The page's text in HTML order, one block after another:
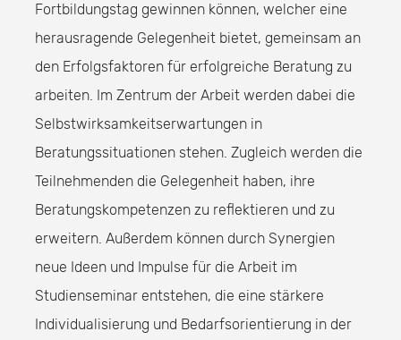
Fortbildungstag gewinnen können, welcher eine
herausragende Gelegenheit bietet, gemeinsam an
den Erfolgsfaktoren für erfolgreiche Beratung zu
arbeiten. Im Zentrum der Arbeit werden dabei die
Selbstwirksamkeitserwartungen in
Beratungssituationen stehen. Zugleich werden die
Teilnehmenden die Gelegenheit haben, ihre
Beratungskompetenzen zu reflektieren und zu
erweitern. Außerdem können durch Synergien
neue Ideen und Impulse für die Arbeit im
Studienseminar entstehen, die eine stärkere
Individualisierung und Bedarfsorientierung in der